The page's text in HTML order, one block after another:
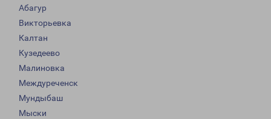
Абагур
Викторьевка
Калтан
Кузедеево
Малиновка
Междуреченск
Мундыбаш
Мыски